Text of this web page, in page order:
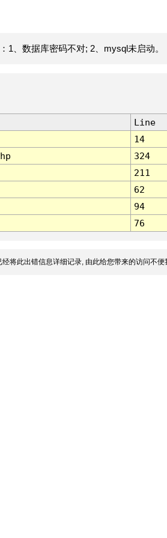
1、数据库密码不对; 2、mysql未启动。
Line
14
324
211
62
94
76
将此出错信息详细记录, 由此给您带来的访问不便